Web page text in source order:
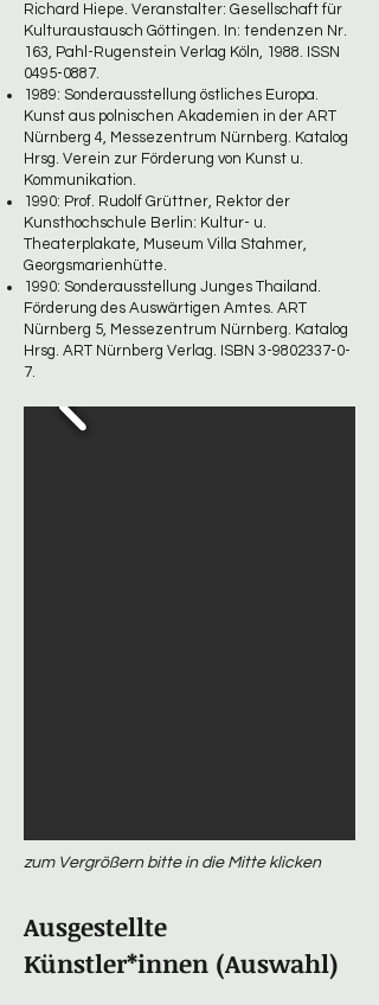
Richard Hiepe. Veranstalter: Gesellschaft für
Kulturaustausch Göttingen. In: tendenzen Nr.
163, Pahl-Rugenstein Verlag Köln, 1988. ISSN
0495-0887.
1989: Sonderausstellung östliches Europa.
Kunst aus polnischen Akademien in der ART
Nürnberg 4, Messezentrum Nürnberg. Katalog
Hrsg. Verein zur Förderung von Kunst u.
Kommunikation.
1990: Prof. Rudolf Grüttner, Rektor der
Kunsthochschule Berlin: Kultur- u.
Theaterplakate, Museum Villa Stahmer,
Georgsmarienhütte.
1990: Sonderausstellung Junges Thailand.
Förderung des Auswärtigen Amtes. ART
Nürnberg 5, Messezentrum Nürnberg. Katalog
Hrsg. ART Nürnberg Verlag. ISBN 3-9802337-0-
7.
zum Vergrößern bitte in die Mitte klicken
Ausgestellte
Künstler*innen (Auswahl)